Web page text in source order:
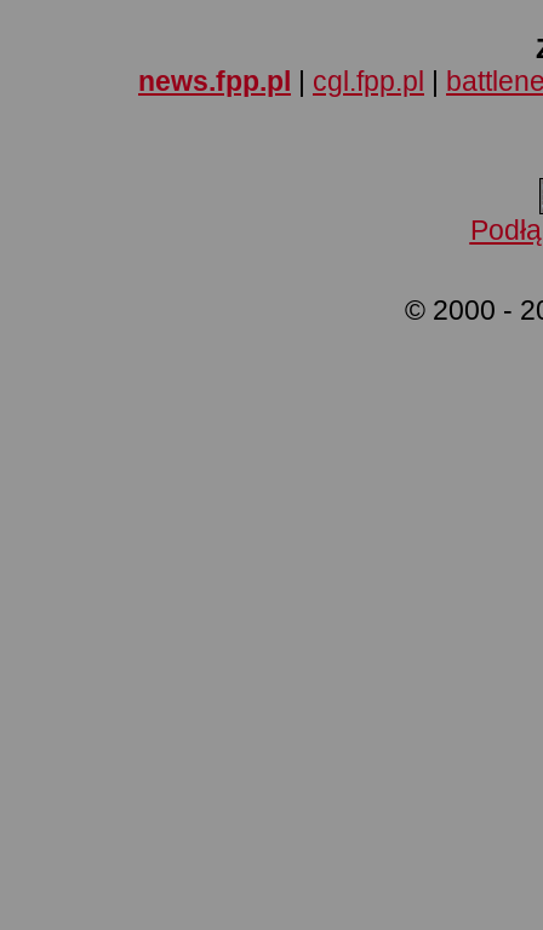
news.fpp.pl | cgl.fpp.pl |
© 2000 -